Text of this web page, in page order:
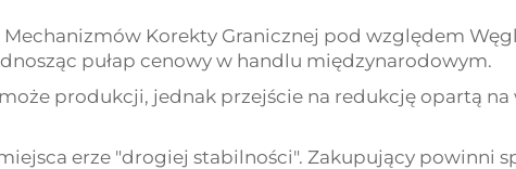
Korekty Granicznej pod względem
pułap cenowy w handlu międzynarodowym.
produkcji, jednak przejście na redukcję opartą
erze "drogiej stabilności". Zakupujący powinni